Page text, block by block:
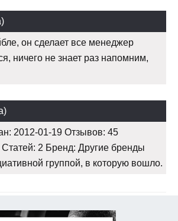
он сделает все менеджер
ничего не знает раз напомним,
2012-01-19 Отзывов: 45
2 Бренд: Другие бренды
группой, в которую вошло.